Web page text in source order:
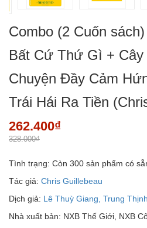
Combo (2 Cuốn
Bất Cứ Thứ Gì + Cây
Chuyện Đầy Cảm
Trái Hái Ra Tiền
262.400₫
328.000₫
Tình trạng: Còn 300 sản phẩm có
Tác giả: Chris Guillebeau
Dịch giả: Lê Thuỳ Giang, Trung Thịnh
Nhà xuất bản: NXB Thế Giới, NXB